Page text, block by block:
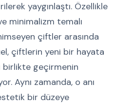
yaygınlaştı. Özellikle
minimalizm temalı
çiftler arasında
çiftlerin yeni bir hayata
birlikte geçirmenin
Aynı zamanda, o anı
bir düzeye